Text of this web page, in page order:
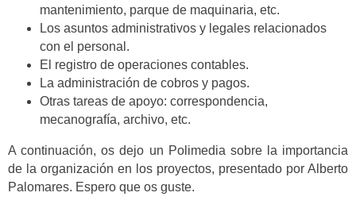
mantenimiento, parque de maquinaria, etc.
Los asuntos administrativos y legales relacionados
con el personal.
El registro de operaciones contables.
La administración de cobros y pagos.
Otras tareas de apoyo: correspondencia,
mecanografía, archivo, etc.
A continuación, os dejo un Polimedia sobre la importancia
de la organización en los proyectos, presentado por Alberto
Palomares. Espero que os guste.